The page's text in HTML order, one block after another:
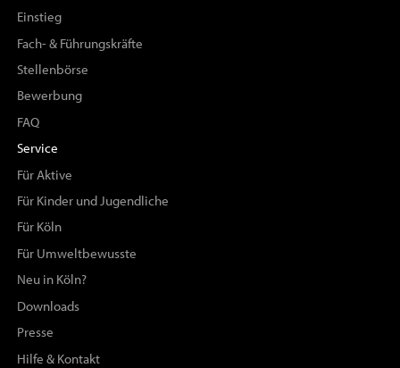
Einstieg
Fach- & Führungskräfte
Stellenbörse
Bewerbung
FAQ
Service
Für Aktive
Für Kinder und Jugendliche
Für Köln
Für Umweltbewusste
Neu in Köln?
Downloads
Presse
Hilfe & Kontakt